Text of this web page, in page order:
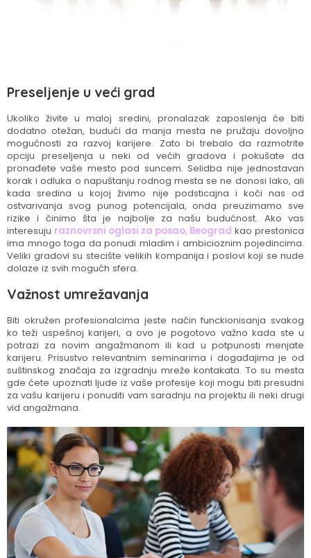
Preseljenje u veći grad
Ukoliko živite u maloj sredini, pronalazak zaposlenja će biti
dodatno otežan, budući da manja mesta ne pružaju dovoljno
mogućnosti za razvoj karijere. Zato bi trebalo da razmotrite
opciju preseljenja u neki od većih gradova i pokušate da
pronađete vaše mesto pod suncem. Selidba nije jednostavan
korak i odluka o napuštanju rodnog mesta se ne donosi lako, ali
kada sredina u kojoj živimo nije podsticajna i koči nas od
ostvarivanja svog punog potencijala, onda preuzimamo sve
rizike i činimo šta je najbolje za našu budućnost. Ako vas
interesuju raznovrsni oglasi za posao, Beograd kao prestonica
ima mnogo toga da ponudi mladim i ambicioznim pojedincima.
Veliki gradovi su stecište velikih kompanija i poslovi koji se nude
dolaze iz svih mogućh sfera.
Važnost umrežavanja
Biti okružen profesionalcima jeste način funckionisanja svakog
ko teži uspešnoj karijeri, a ovo je pogotovo važno kada ste u
potrazi za novim angažmanom ili kad u potpunosti menjate
karijeru. Prisustvo relevantnim seminarima i događajima je od
suštinskog značaja za izgradnju mreže kontakata. To su mesta
gde ćete upoznati ljude iz vaše profesije koji mogu biti presudni
za vašu karijeru i ponuditi vam saradnju na projektu ili neki drugi
vid angažmana.